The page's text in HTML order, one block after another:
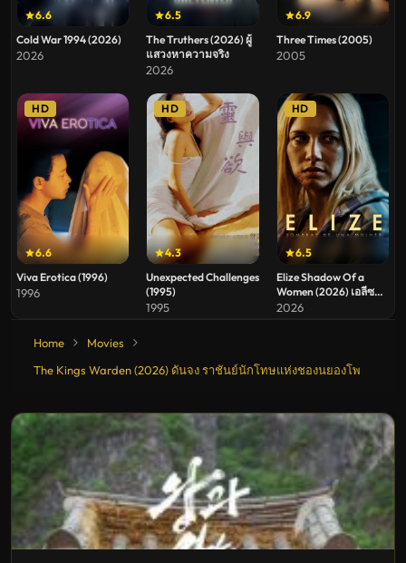
6.6
Cold War 1994 (2026)
2026
6.5
The Truthers (2026) ผู้
แสวงหาความจริง
2026
6.9
Three Times (2005)
2005
6.6
HD
Viva Erotica (1996)
1996
4.3
HD
Unexpected Challenges
(1995)
1995
6.5
HD
Elize Shadow Of a
Women (2026) เอลีซ
หญิงสาวในเงาโศก
2026
Home
Movies
The Kings Warden (2026) ดันจง ราชันย์นักโทษแห่งชองนยองโพ